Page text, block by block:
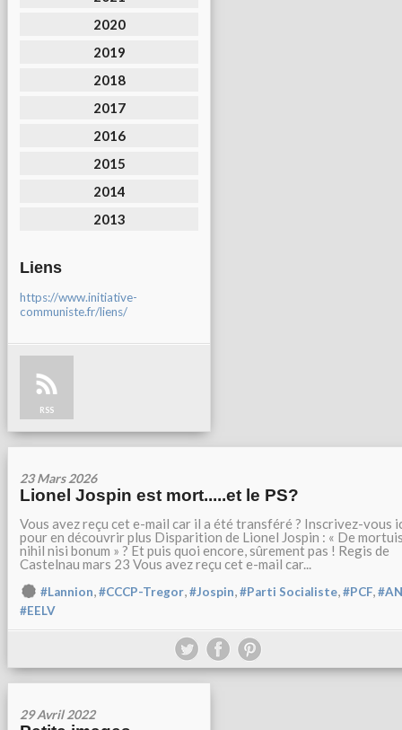
2020
2019
2018
2017
2016
2015
2014
2013
Liens
https://www.initiative-
communiste.fr/liens/
RSS
23 Mars 2026
Lionel Jospin est mort.....et le PS?
Vous avez reçu cet e-mail car il a été transféré ? Inscrivez-vous
pour en découvrir plus Disparition de Lionel Jospin : « De
nihil nisi bonum » ? Et puis quoi encore, sûrement pas ! Regis de
Castelnau mars 23 Vous avez reçu cet e-mail car...
#Lannion,#CCCP-Tregor,#Jospin,#Parti Socialiste,#PCF,
#EELV
29 Avril 2022